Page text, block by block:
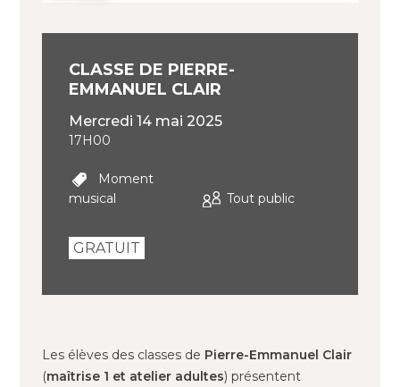
CLASSE DE PIERRE-
EMMANUEL CLAIR
mercredi 14 mai 2025
17H00
Moment
musical
Tout public
GRATUIT
Les élèves des classes de Pierre-Emmanuel Clair
(maîtrise 1 et atelier adultes) présentent